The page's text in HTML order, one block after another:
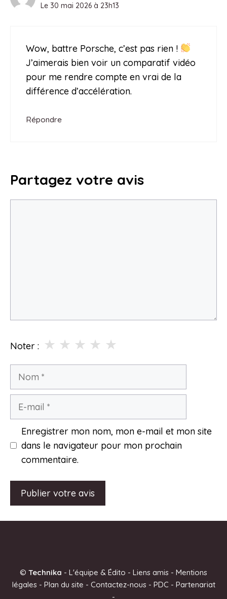
Le 30 mai 2026 à 23h13
Wow, battre Porsche, c’est pas rien !
J’aimerais bien voir un comparatif vidéo
pour me rendre compte en vrai de la
différence d’accélération.
Répondre
Partagez votre avis
Noter : ★
★
★
★
★
Nom
Enregistrer mon nom, mon e-mail et mon site
dans le navigateur pour mon prochain
commentaire.
n
© Technika - L'équipe & Édito - Liens amis - Mentions
légales- Plan du site - Contactez-nous- PDC - Partenariat
-